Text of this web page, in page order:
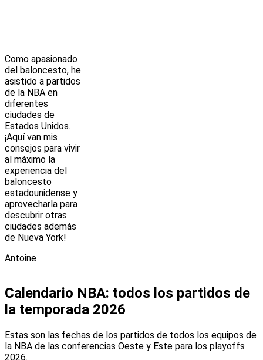
Como apasionado
del baloncesto, he
asistido a partidos
de la NBA en
diferentes
ciudades de
Estados Unidos.
¡Aquí van mis
consejos para vivir
al máximo la
experiencia del
baloncesto
estadounidense y
aprovecharla para
descubrir otras
ciudades además
de Nueva York!
Antoine
Calendario NBA: todos los partidos de
la temporada 2026
Estas son las fechas de los partidos de todos los equipos de
la NBA de las conferencias Oeste y Este para los playoffs
2026.